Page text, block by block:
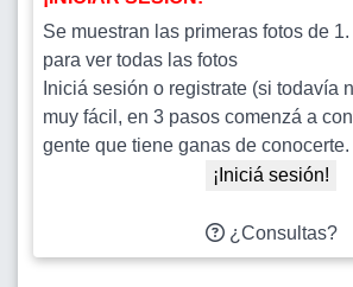
Se muestran las primeras fotos de
para ver todas las fotos
Iniciá sesión o registrate (si todavía
muy fácil, en 3 pasos comenzá a
gente que tiene ganas de conocerte.
¡Iniciá sesión!
¿Consultas?